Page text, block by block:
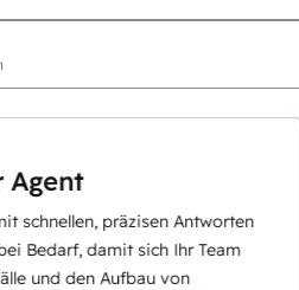
präzisen Antworten
damit sich Ihr Team
den Aufbau von
KI-